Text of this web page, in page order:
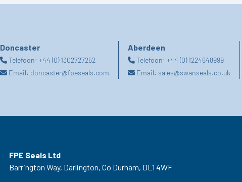
Doncaster
Telefoon:+44 (0) 1302727252
Email: doncaster@fpeseals.com
Aberdeen
Telefoon: +44 (0) 1224648999
Email: sales@swanseals.co.uk
FPE Seals Ltd
Barrington Way, Darlington, Co Durham, DL1 4WF